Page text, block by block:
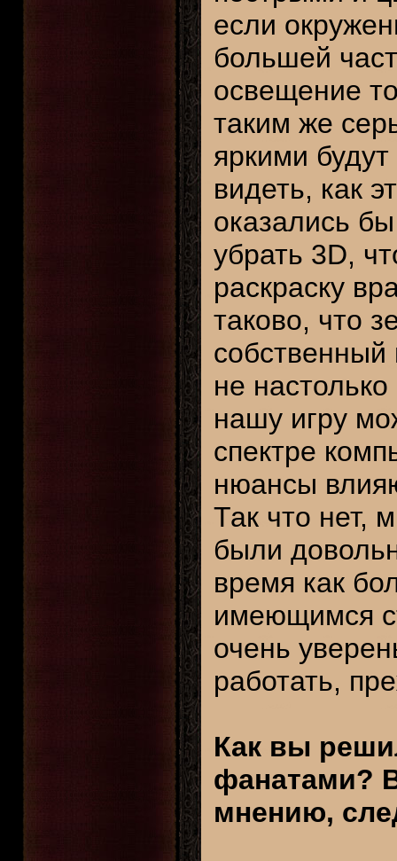
если
большей
освещение
таким же
яркими
видеть, как
оказались
убрать 3D,
раскраску
таково, что
не
нашу игру
спектре
нюансы
Так что нет,
были
время как
имеющимся
очень
работать,
Как вы
фанатами?
мнению,